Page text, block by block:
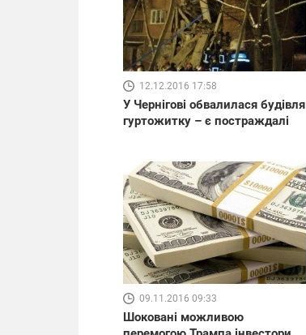
12.12.2016 17:58
У Чернігові обвалилася будівля
гуртожитку – є постраждалі
09.11.2016 09:33
Шоковані можливою